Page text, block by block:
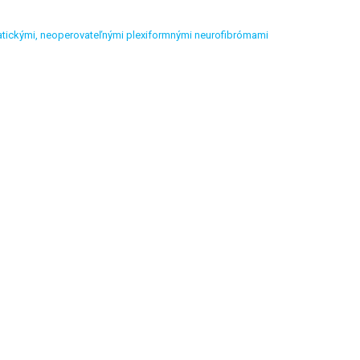
neoperovateľnými plexiformnými neurofibrómami